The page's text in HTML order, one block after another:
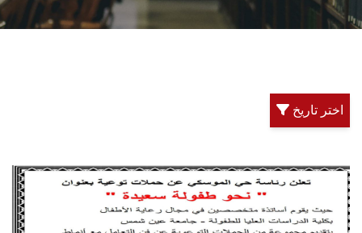
البحث العلمي
الإعلام
اختر تاريخ